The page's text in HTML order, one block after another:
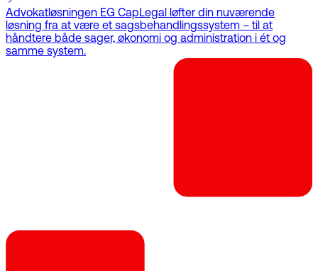
Advokatløsningen EG CapLegal løfter din nuværende
løsning fra at være et sagsbehandlingssystem – til at
håndtere både sager, økonomi og administration i ét og
samme system.